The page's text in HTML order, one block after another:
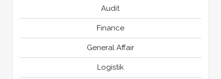
Audit
Finance
General Affair
Logistik